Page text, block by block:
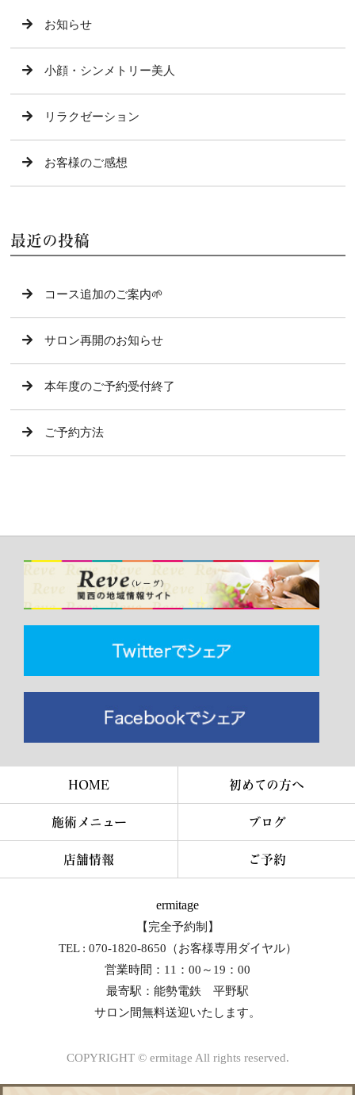
お知らせ
小顔・シンメトリー美人
リラクゼーション
お客様のご感想
最近の投稿
コース追加のご案内🌱
サロン再開のお知らせ
本年度のご予約受付終了
ご予約方法
HOME 初めての方へ
施術メニュー ブログ
店舗情報 ご予約
ermitage
【完全予約制】
TEL : 070-1820-8650（お客様専用ダイヤル）
営業時間：11：00～19：00
最寄駅：能勢電鉄 平野駅
サロン間無料送迎いたします。
COPYRIGHT © ermitage All rights reserved.